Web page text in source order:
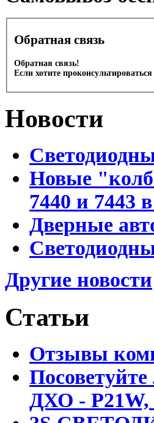
Обратная связь
Обратная связь!
Если хотите
Новости
Новые
7440 и 7443
Дверные
Другие новости
Статьи
Отзывы
ДХО - P21W,